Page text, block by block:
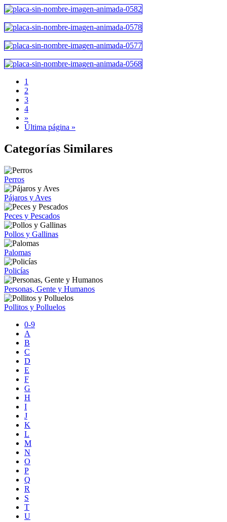
1
2
3
4
»
Última página »
Categorías Similares
Perros
Pájaros y Aves
Peces y Pescados
Pollos y Gallinas
Palomas
Policías
Personas, Gente y Humanos
Pollitos y Polluelos
0-9
A
B
C
D
E
F
G
H
I
J
K
L
M
N
O
P
Q
R
S
T
U